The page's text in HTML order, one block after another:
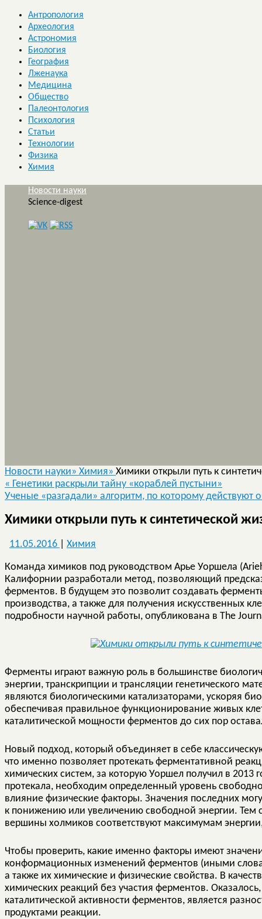
Антропология
Археология
Астрономия
Биология
География
Лженаука
Медицина
Общество
Палеонтология
Психология
Статьи
Технологии
Физика
Химия
Новости науки
Science-digest
Новости науки» Химия» Химики открыли путь к
« Генетики раскрыли тайну «кораблей пустыни»
Ученые «разгадали» алгоритм, по которому действуют
Химики открыли путь к синтетической
11.05.2016 Химия
Команда химиков под руководством Арье Уоршела
Калифорнии разработали метод, позволяющий
ферментов. В будущем это позволит создавать
производства, а также для получения искусственных
подробности научной работы, опубликована в The
Ферменты играют важную роль в большинстве
энергии, транскрипции и трансляции генетического
являются биологическими катализаторами, ускоряя
обеспечивая правильное функционирование живых
каталитической мощности ферментов до сих пор
Новый подход, который объединяет в себе
что именно позволяет протекать ферментативной
химических систем, за которую Уоршел получил в
протекала, необходим определенный уровень
влияние физические факторы. Значения последних
к понижению или увеличению свободной энергии. Тем
вершины холмиков соответствуют максимумам
Чтобы проверить, какие именно факторы имеют
конформационных изменений ферментов (иными
а также их химические и физические свойства. В
химических реакций без участия ферментов.
каталитической активности ферментов, является
продуктами реакции.